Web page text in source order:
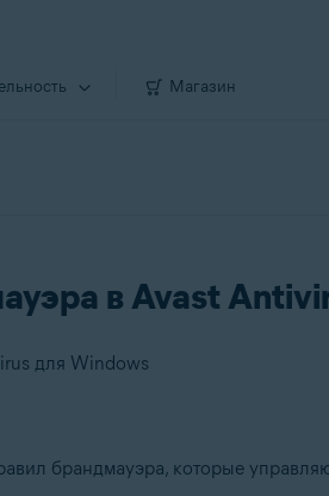
Магазин
в Avast
для Windows
брандмауэра, которые